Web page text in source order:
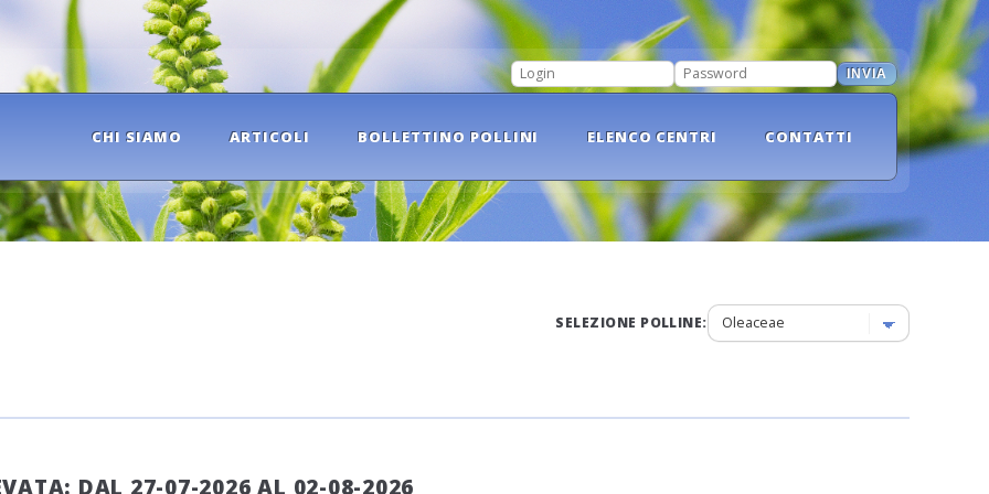
LOGIN
PASSWORD
INVIA
CHI SIAMO ARTICOLI BOLLETTINO POLLINI ELENCO CENTRI CONTATTI
SELEZIONE POLLINE:
DAL 27-07-2026 AL 02-08-2026